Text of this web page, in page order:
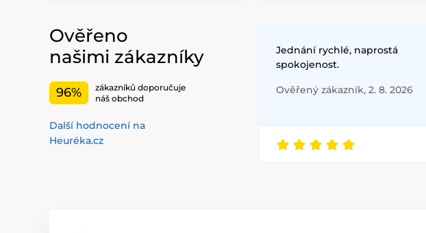
Ověřeno
našimi zákazníky
96%
zákazníků doporučuje
náš obchod
Další hodnocení na
Heuréka.cz
Jednání rychlé, naprostá
spokojenost.
Ověřený zákazník, 2. 8. 2026